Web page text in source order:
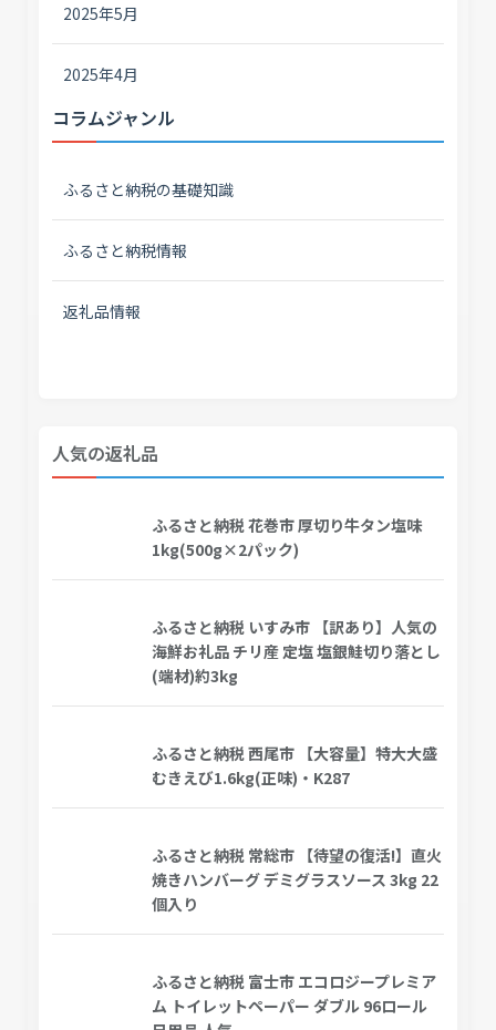
2025年5月
2025年4月
コラムジャンル
ふるさと納税の基礎知識
ふるさと納税情報
返礼品情報
人気の返礼品
ふるさと納税 花巻市 厚切り牛タン塩味
1kg(500g×2パック)
ふるさと納税 いすみ市 【訳あり】人気の
海鮮お礼品 チリ産 定塩 塩銀鮭切り落とし
(端材)約3kg
ふるさと納税 西尾市 【大容量】特大大盛
むきえび1.6kg(正味)・K287
ふるさと納税 常総市 【待望の復活!】直火
焼きハンバーグ デミグラスソース 3kg 22
個入り
ふるさと納税 富士市 エコロジープレミア
ム トイレットペーパー ダブル 96ロール